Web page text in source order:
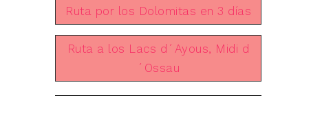
Ruta por los Dolomitas en 3 días
Ruta a los Lacs d´Ayous, Midi d
´Ossau